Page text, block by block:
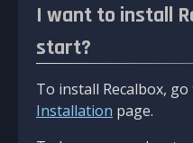
I want to install
start?
To install Recalbox,
Installation page.